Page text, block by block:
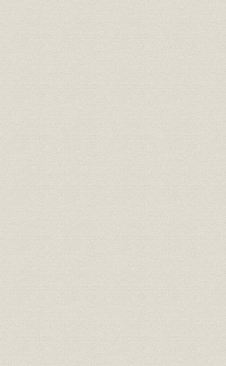
技術
21世紀への架け橋 1990●平成2
年→平成9年●1997
平成2年
年)
設備;催し
21世紀への架け橋 1990●平成2
年→平成9年●1997
平成9年